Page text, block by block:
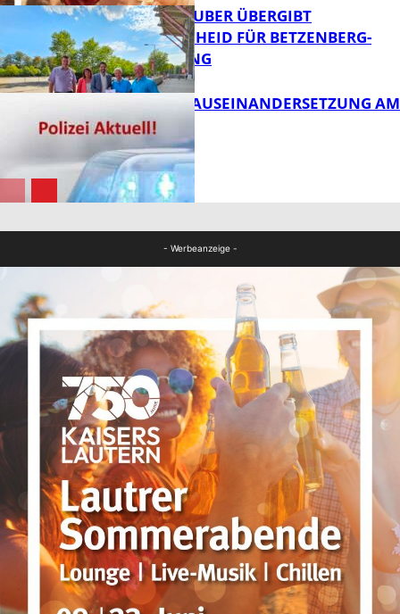
FB Kultur
MINISTER TEUBER ÜBERGIBT
FÖRDERBESCHEID FÜR BETZENBERG-
ENTWICKLUNG
HANDFESTE AUSEINANDERSETZUNG AM
PFAFFPLATZ
- Werbeanzeige -